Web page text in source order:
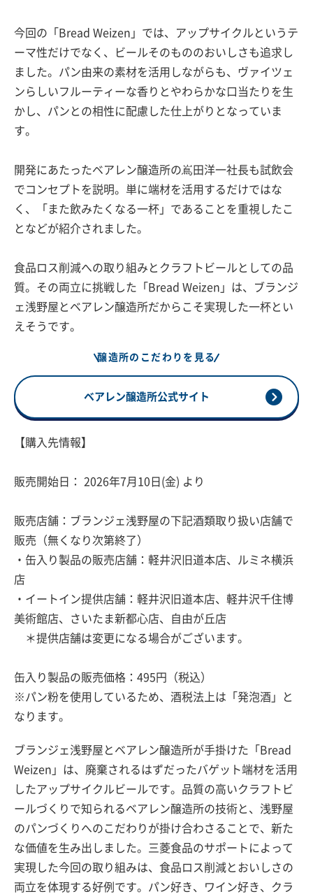
今回の「Bread Weizen」では、アップサイクルというテ
ーマ性だけでなく、ビールそのもののおいしさも追求し
ました。パン由来の素材を活用しながらも、ヴァイツェ
ンらしいフルーティーな香りとやわらかな口当たりを生
かし、パンとの相性に配慮した仕上がりとなっていま
す。
開発にあたったベアレン醸造所の嶌田洋一社長も試飲会
でコンセプトを説明。単に端材を活用するだけではな
く、「また飲みたくなる一杯」であることを重視したこ
となどが紹介されました。
食品ロス削減への取り組みとクラフトビールとしての品
質。その両立に挑戦した「Bread Weizen」は、ブランジ
ェ浅野屋とベアレン醸造所だからこそ実現した一杯とい
えそうです。
醸造所のこだわりを見る
ベアレン醸造所公式サイト
【購入先情報】
販売開始日： 2026年7月10日(金) より
販売店舗：ブランジェ浅野屋の下記酒類取り扱い店舗で
販売（無くなり次第終了）
・缶入り製品の販売店舗：軽井沢旧道本店、ルミネ横浜
店
・イートイン提供店舗：軽井沢旧道本店、軽井沢千住博
美術館店、さいたま新都心店、自由が丘店
＊提供店舗は変更になる場合がございます。
缶入り製品の販売価格：495円（税込）
※パン粉を使用しているため、酒税法上は「発泡酒」と
なります。
ブランジェ浅野屋とベアレン醸造所が手掛けた「Bread
Weizen」は、廃棄されるはずだったバゲット端材を活用
したアップサイクルビールです。品質の高いクラフトビ
ールづくりで知られるベアレン醸造所の技術と、浅野屋
のパンづくりへのこだわりが掛け合わさることで、新た
な価値を生み出しました。三菱食品のサポートによって
実現した今回の取り組みは、食品ロス削減とおいしさの
両立を体現する好例です。パン好き、ワイン好き、クラ